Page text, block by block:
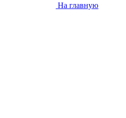
На главную